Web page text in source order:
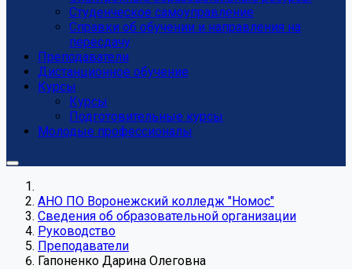
Студенческое самоуправление
Справки об обучении и направления на
пересдачу
Преподаватели
Дистанционное обучение
Курсы
Курсы
Подготовительные курсы
Молодые профессионалы
АНО ПО Воронежский колледж "Номос"
Сведения об образовательной организации
Руководство
Преподаватели
Гапоненко Дарина Олеговна